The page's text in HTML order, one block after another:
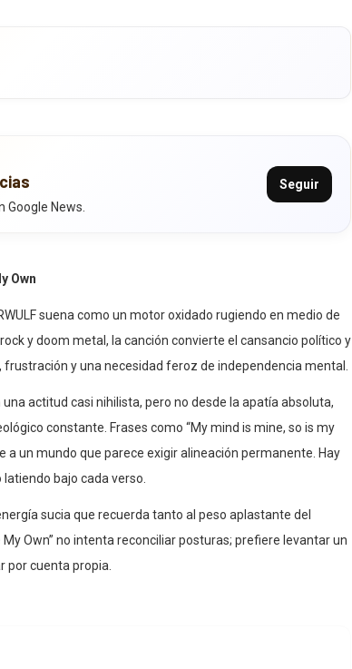
Google News.
Seguir
Own
suena como un motor oxidado rugiendo en medio de
y doom metal, la canción convierte el cansancio político y
y una necesidad feroz de independencia mental.
actitud casi nihilista, pero no desde la apatía absoluta,
constante. Frases como “My mind is mine, so is my
un mundo que parece exigir alineación permanente. Hay
bajo cada verso.
sucia que recuerda tanto al peso aplastante del
Own” no intenta reconciliar posturas; prefiere levantar un
por cuenta propia.